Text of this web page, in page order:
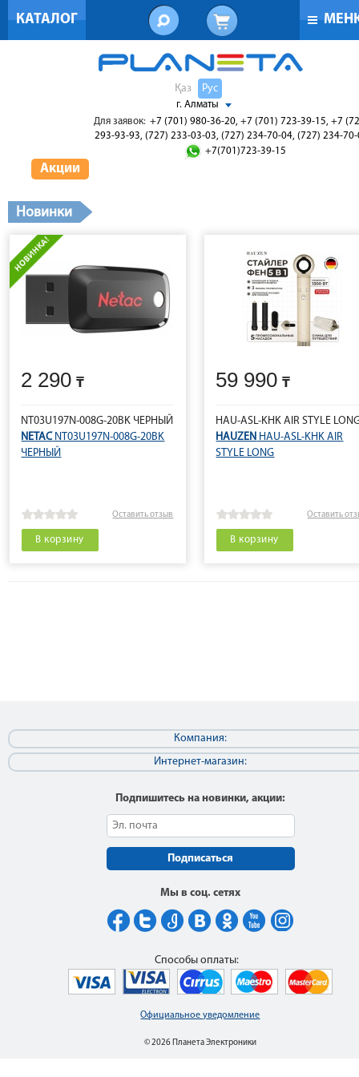
КАТАЛОГ
Қаз Рус
г. Алматы
Для заявок: +7 (701) 980-36-20, +7 (701) 723-39-15, +7
293-93-93, (727) 233-03-03, (727) 234-70-04, (727) 234-
+7(701)723-39-15
Акции
Новинки
2 290
NT03U197N-008G-20BK ЧЕРНЫЙ
NETACNT03U197N-008G-20BK
ЧЕРНЫЙ
Оставить отзыв
В корзину
59 990
HAU-ASL-KHK AIR STYLE
HAUZEN HAU-ASL-KHK AIR
STYLE LONG
Оставить
В корзину
Компания:
Интернет-магазин:
Подпишитесь на новинки, акции:
Подписаться
Мы в соц. сетях
Официальное уведомление
© 2026 Планета Электроники
Способы оплаты: